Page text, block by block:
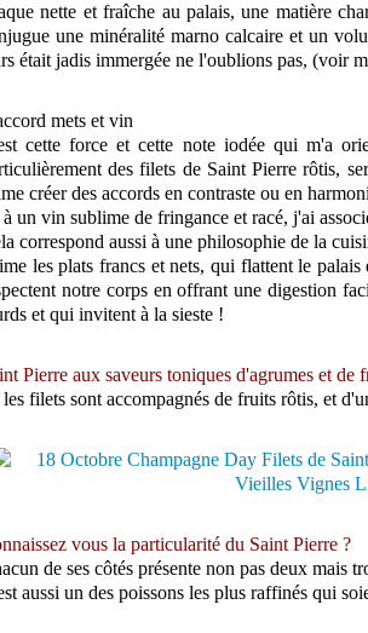
nette et fraîche au palais, une matière
une minéralité marno calcaire et un
était jadis immergée ne l'oublions pas, (voir
mets et vin
cette force et cette note iodée qui m'a
des filets de Saint Pierre rôtis,
créer des accords en contraste ou en
un vin sublime de fringance et racé, j'ai
correspond aussi à une philosophie de la
les plats francs et nets, qui flattent le
notre corps en offrant une digestion
et qui invitent à la sieste !
Pierre aux saveurs toniques d'agrumes et de
filets sont accompagnés de fruits rôtis, et
vous la particularité du Saint Pierre ?
de ses côtés présente non pas deux mais
aussi un des poissons les plus raffinés qui